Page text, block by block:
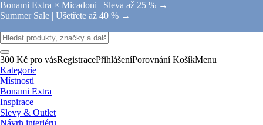
Bonami Extra × Micadoni | Sleva až 25 % →
Summer Sale | Ušetřete až 40 % →
300 Kč pro vásRegistracePřihlášeníPorovnání KošíkMenu
Kategorie
Místnosti
Bonami Extra
Inspirace
Slevy & Outlet
Návrh interiéru